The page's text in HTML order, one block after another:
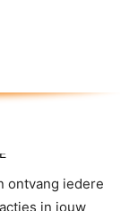
ontvang iedere
in jouw